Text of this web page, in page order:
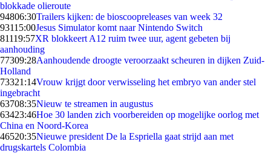
blokkade olieroute
94806:30Trailers kijken: de bioscoopreleases van week 32
93115:00Jesus Simulator komt naar Nintendo Switch
81119:57XR blokkeert A12 ruim twee uur, agent gebeten bij
aanhouding
77309:28Aanhoudende droogte veroorzaakt scheuren in dijken Zuid-
Holland
73321:14Vrouw krijgt door verwisseling het embryo van ander stel
ingebracht
63708:35Nieuw te streamen in augustus
63423:46Hoe 30 landen zich voorbereiden op mogelijke oorlog met
China en Noord-Korea
46520:35Nieuwe president De la Espriella gaat strijd aan met
drugskartels Colombia